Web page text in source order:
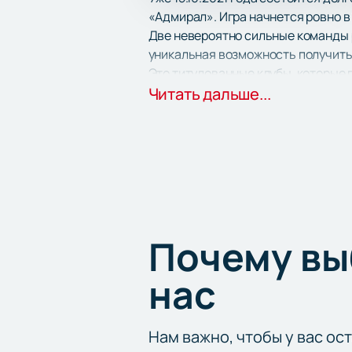
«Адмирал». Игра начнется ровно
Две невероятно сильные команды
уникальная возможность
Это титулованные клубы,
минут и не отпустит болельщиков
Читать дальше...
Почему
нас
Нам важно, чтобы у вас